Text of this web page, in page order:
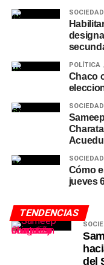
SOCIEDAD
POLÍTICA
Chaco
SOCIEDAD
SOCIEDAD
Cómo
jueves
TENDENCIAS
del